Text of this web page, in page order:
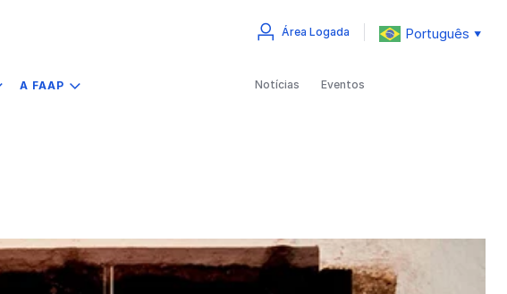
A FAAP
Área Logada Português ▼
Notícias Eventos